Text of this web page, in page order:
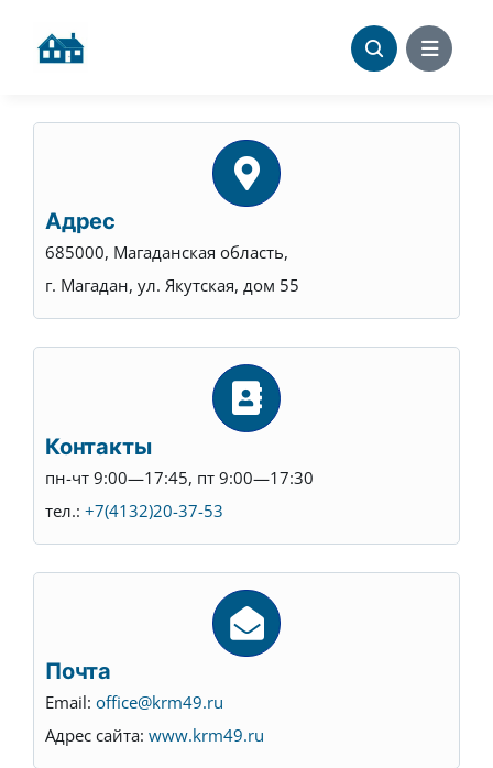
Адрес
685000, Магаданская область,
г. Магадан, ул. Якутская, дом 55
Контакты
пн-чт 9:00—17:45, пт 9:00—17:30
тел.: +7(4132)20-37-53
Почта
Email: office@krm49.ru
Адрес сайта: www.krm49.ru